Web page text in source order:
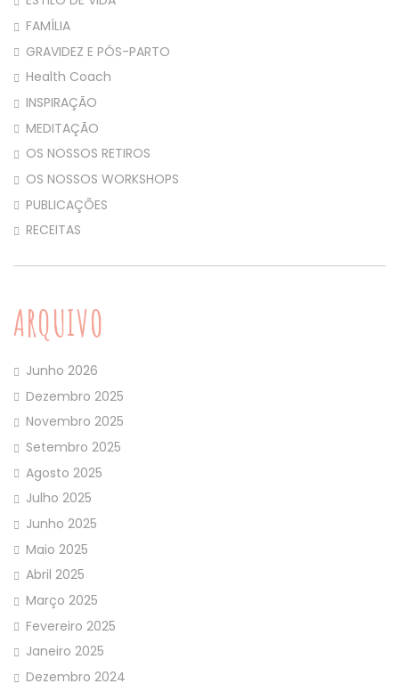
FAMÍLIA
GRAVIDEZ E PÓS-PARTO
Health Coach
INSPIRAÇÃO
MEDITAÇÃO
OS NOSSOS RETIROS
OS NOSSOS WORKSHOPS
PUBLICAÇÕES
RECEITAS
ARQUIVO
Junho 2026
Dezembro 2025
Novembro 2025
Setembro 2025
Agosto 2025
Julho 2025
Junho 2025
Maio 2025
Abril 2025
Março 2025
Fevereiro 2025
Janeiro 2025
Dezembro 2024